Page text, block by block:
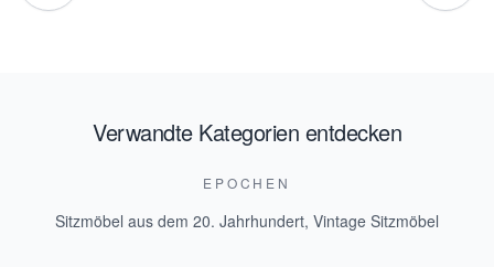
Verwandte Kategorien entdecken
EPOCHEN
Sitzmöbel aus dem 20. Jahrhundert, Vintage Sitzmöbel